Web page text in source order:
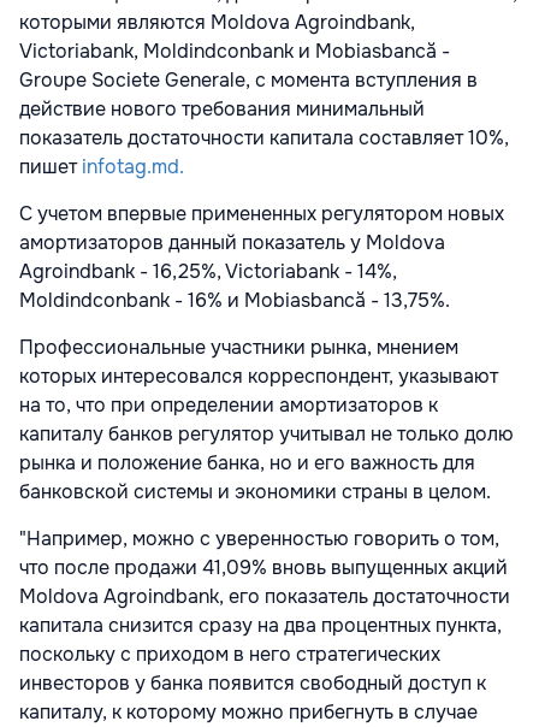
которыми являются Moldova Agroindbank,
Victoriabank, Moldindconbank и Mobiasbancă -
Groupe Societe Generale, с момента вступления в
действие нового требования минимальный
показатель достаточности капитала составляет 10%,
пишетinfotag.md.
С учетом впервые примененных регулятором новых
амортизаторов данный показатель у Moldova
Agroindbank - 16,25%, Victoriabank - 14%,
Moldindconbank - 16% и Mobiasbancă - 13,75%.
Профессиональные участники рынка, мнением
которых интересовался корреспондент, указывают
на то, что при определении амортизаторов к
капиталу банков регулятор учитывал не только долю
рынка и положение банка, но и его важность для
банковской системы и экономики страны в целом.
"Например, можно с уверенностью говорить о том,
что после продажи 41,09% вновь выпущенных акций
Moldova Agroindbank, его показатель достаточности
капитала снизится сразу на два процентных пункта,
поскольку с приходом в него стратегических
инвесторов у банка появится свободный доступ к
капиталу, к которому можно прибегнуть в случае